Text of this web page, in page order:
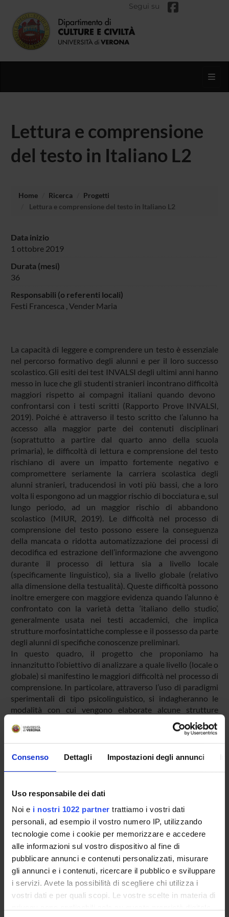
Consenso Dettagli Impostazioni degli annunci
Uso responsabile dei dati
Noi e i nostri 1022 partner trattiamo i vostri dati
personali, ad esempio il vostro numero IP, utilizzando
tecnologie come i cookie per memorizzare e accedere
alle informazioni sul vostro dispositivo al fine di
pubblicare annunci e contenuti personalizzati, misurare
gli annunci e i contenuti, ricercare il pubblico e sviluppare
i servizi. Avete la possibilità di scegliere chi utilizza i
vostri dati e per quali scopi. Le vostre scelte in materia di
Segui su
Lettura e comprensione
del testo in Italiano L2
Home Ricerca
Progetti
Lettura e comprensione del testo in Italiano L2
Data inizio
1 ottobre 2019
Durata (mesi)
36
Responsabili (o referenti locali)
Festi Francesca , Vender Maria
La capacità di leggere e comprendere un testo è essenziale
nel percorso formativo degli alunni e per il loro successo
scolastico. Gli esiti dei test INVALSI degli ultimi anni hanno
messo in luce che gli studenti stranieri incontrano difficoltà
maggiori rispetto ai compagni italiani quando devono
confrontarsi con i testi scritti (Rapporto Prove INVALSI,
2019). Poiché è attraverso il testo scritto che l’alunno ha
accesso alla maggior parte dei contenuti disciplinari
(soprattutto a partire dal quarto anno della scuola
primaria), le difficoltà di lettura e comprensione del testo
rischiano di avere un impatto fortemente negativo e
compromettere seriamente la carriera scolastica degli
alunni stranieri, traducendosi in voti più bassi, che a loro
volta li espongono ad un maggior rischio di bocciatura e, sul
lungo periodo, ad un maggior rischio di abbandono
scolastico (MIUR, 2019). Le difficoltà nel processo di
comprensione del testo possono essere la conseguenza
della mancata o ridotta automatizzazione dei processi di
decodifica ed estrazione dell’informazione che avvengono
durante il processo di lettura sia a livello locale
(specificamente linguistico), sia a livello globale (relativo
alla dimensione della testualità). Queste difficoltà possono
inoltre emergere con maggiore evidenza quando l’alunno è
confrontato con la varietà detta ‘italiano dello studio’,
generalmente usata nei testi accademici, che implica
strutture morfosintattiche complesse e il possesso da parte
degli alunni di specifiche conoscenze preliminari.
In questo quadro, il progetto che proponiamo ha
innanzitutto l’obiettivo di analizzare a quale livello (locale o
globale) si manifestino le maggiori difficoltà nel processo di
comprensione. In particolare, attraverso l’uso di paradigmi
sperimentali di tipo psicolinguistico, si indagheranno le
modalità con cui vengono elaborate alcune strutture
morfosintattiche complesse e come vengono risolte alcune
inferenze da parte degli alunni stranieri. La seconda fase del
nostro progetto prevede invece l’elaborazione di un
intervento didattico che miri a favorire l’autonomia nella
livello globale.
PARTECIPANTI AL PROGETTO
Francesca Festi
Professore a contratto
Maria Vender
Professore associato